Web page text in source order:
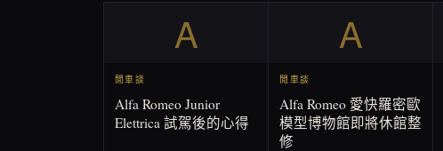
A
閒車談
Alfa Romeo Junior
Elettrica 試駕後的心得
A
閒車談
Alfa Romeo 愛快羅密歐
模型博物館即將休館整
修